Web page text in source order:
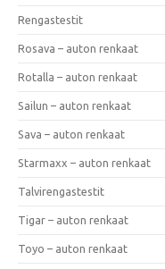
Rengastestit
Rosava – auton renkaat
Rotalla – auton renkaat
Sailun – auton renkaat
Sava – auton renkaat
Starmaxx – auton renkaat
Talvirengastestit
Tigar – auton renkaat
Toyo – auton renkaat